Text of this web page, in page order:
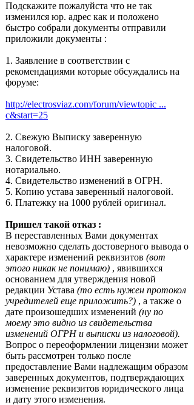
Подскажите пожалуйста что не так
изменился юр. адрес как и положено
быстро собрали документы отправили
приложили документы :
1. Заявление в соответствии с
рекомендациями которые обсуждались на
форуме:
http://electrosviaz.com/forum/viewtopic ...
c&start=25
2. Свежую Выписку заверенную
налоговой.
3. Свидетельство ИНН заверенную
нотариально.
4. Свидетельство изменений в ОГРН.
5. Копию устава заверенный налоговой.
6. Платежку на 1000 рублей оригинал.
Пришел такой отказ :
В переставленных Вами документах
невозможно сделать достоверного вывода о
характере изменений реквизитов (вот
этого никак не понимаю) , явившихся
основанием для утверждения новой
редакции Устава (то есть нужен протокол
учредителей еще приложить?) , а также о
дате произошедших изменений (ну по
моему это видно из свидетельства
изменений ОГРН и выписки из налоговой).
Вопрос о переоформлении лицензии может
быть рассмотрен только после
предоставление Вами надлежащим образом
заверенных документов, подтверждающих
изменение реквизитов юридического лица
и дату этого изменения.